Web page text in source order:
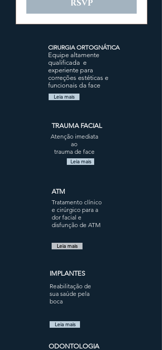
RSVP
CIRURGIA ORTOGNÁTICA
Equipe altamente
qualificada e
experiente para
correções estéticas e
funcionais da face
Leia mais
TRAUMA FACIAL
Atenção imediata
ao
trauma de face
Leia mais
ATM
Tratamento clínico
e cirúrgico para a
dor facial e
disfunção de ATM
Leia mais
IMPLANTES
Reabilitação de
sua saúde pela
boca
Leia mais
ODONTOLOGIA